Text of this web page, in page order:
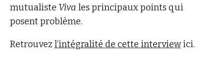
mutualiste Viva les principaux points qui
posent problème.
Retrouvez l’intégralité de cette interviewici.